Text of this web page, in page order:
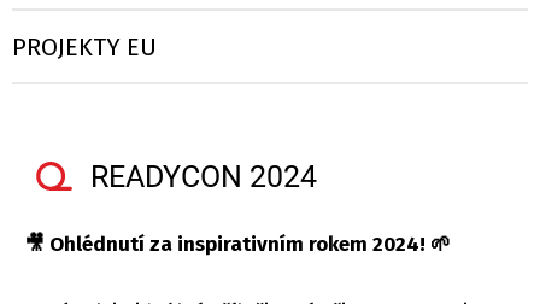
PROJEKTY EU
READYCON 2024
🎥 Ohlédnutí za inspirativním rokem 2024! 🌱